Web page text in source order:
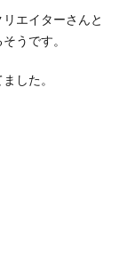
エイターさんと
うです。
した。